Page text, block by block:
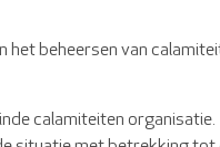
beheersen van
calamiteiten organisatie.